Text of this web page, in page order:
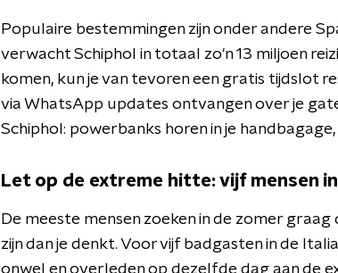
Populaire bestemmingen zijn onder andere
verwacht Schiphol in totaal zo'n 13 miljoen
komen, kun je van tevoren een gratis tijdslot
via WhatsApp updates ontvangen over je
Schiphol: powerbanks horen in je
Let op de extreme hitte: vijf mensen
De meeste mensen zoeken in de zomer
zijn dan je denkt. Voor vijf badgasten in de
onwel en overleden op dezelfde dag aan de